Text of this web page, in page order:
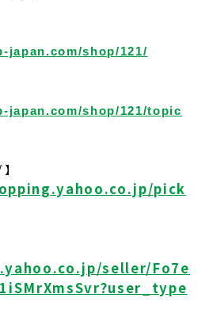
japan.com/shop/121/
japan.com/shop/121/topic
pick
seller/Fo7e